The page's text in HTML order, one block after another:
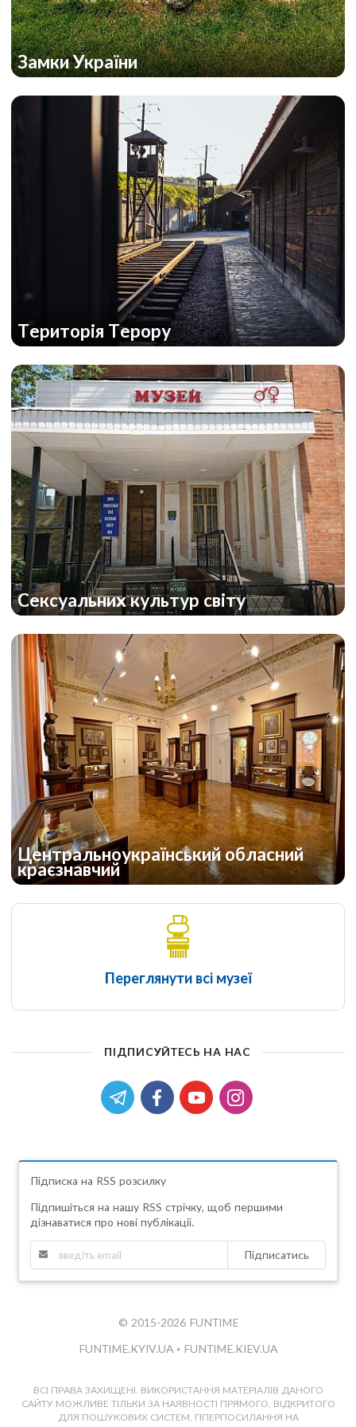
Замки України
Територія Терору
Сексуальних культур світу
Центральноукраїнський обласний
краєзнавчий
Переглянути всі музеї
ПІДПИСУЙТЕСЬ НА НАС
Підписка на RSS розсилку
Підпишіться на нашу RSS стрічку, щоб першими
дізнаватися про нові публікації.
Підписатись
© 2015-2026 FUNTIME
FUNTIME.KYIV.UA • FUNTIME.KIEV.UA
ВСІ ПРАВА ЗАХИЩЕНІ. ВИКОРИСТАННЯ МАТЕРІАЛІВ ДАНОГО
САЙТУ МОЖЛИВЕ ТІЛЬКИ ЗА НАЯВНОСТІ ПРЯМОГО, ВІДКРИТОГО
ДЛЯ ПОШУКОВИХ СИСТЕМ, ГІПЕРПОСИЛАННЯ НА